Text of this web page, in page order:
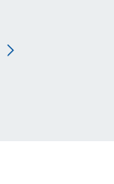
Pagina successiva